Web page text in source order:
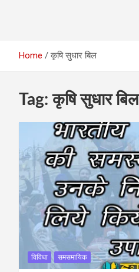
Home कृषि सुधार बिल
Tag:कृषि सुधार बिल
विविधा समसमायिक